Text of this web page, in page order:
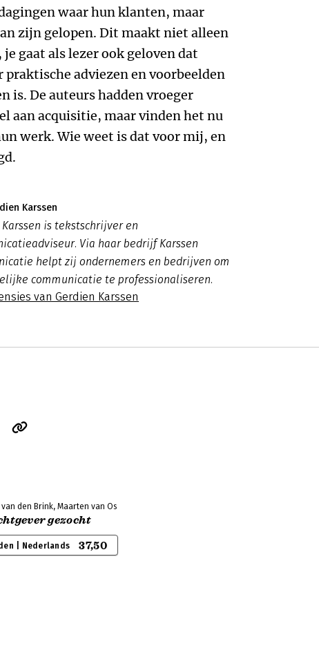
waar hun klanten, maar
zijn gelopen. Dit maakt niet alleen
gaat als lezer ook geloven dat
adviezen en voorbeelden
is. De auteurs hadden vroeger
aan acquisitie, maar vinden het nu
werk. Wie weet is dat voor mij, en
Karssen
Karssen is tekstschrijver en
Via haar bedrijf Karssen
helpt zij ondernemers en bedrijven om
communicatie te professionaliseren.
van Gerdien Karssen
van den Brink, Maarten van Os
gezocht
| Nederlands 37,50